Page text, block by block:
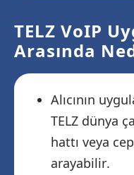
TELZ VoIP
Arasında
Alıcının
TELZ dünya
hattı veya
arayabilir.